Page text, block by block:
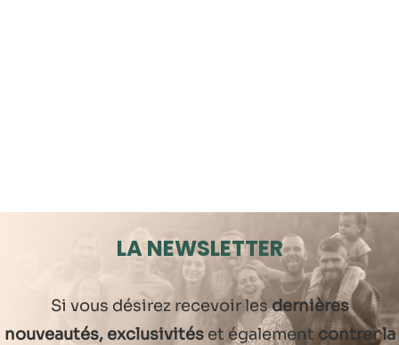
LA NEWSLETTER
Si vous désirez recevoir lesdernières
nouveautés, exclusivitéset également contrer la